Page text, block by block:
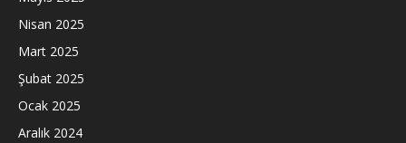
Nisan 2025
Mart 2025
Şubat 2025
Ocak 2025
Aralık 2024